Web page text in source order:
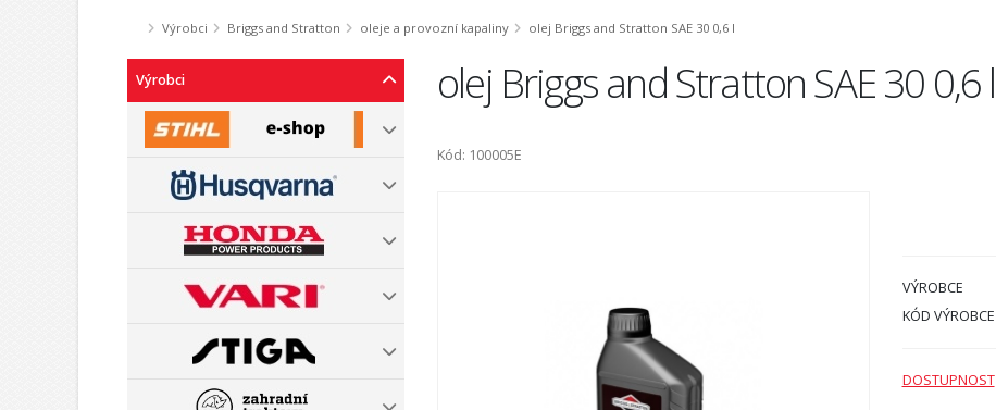
Výrobci Briggs and Stratton oleje a provozní kapaliny olej Briggs and Stratton SAE 30 0,6 l
Výrobci olej Briggs and Stratton SAE 30 0,6 l
Kód: 100005E
VÝROBCE
KÓD VÝROBCE
DOSTUPNOST